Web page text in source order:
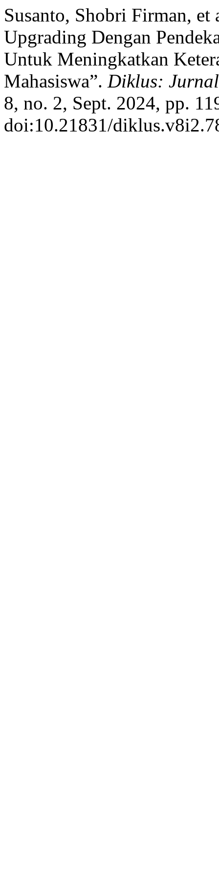
Susanto, Shobri Firman, et
Upgrading Dengan
Untuk Meningkatkan
Mahasiswa”. Diklus:
8, no. 2, Sept. 2024, pp.
doi:10.21831/